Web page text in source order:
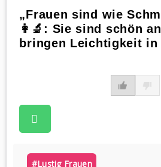
„Frauen sind wie
👩‍🔬: Sie sind schön
bringen Leichtigkeit in
#lustig Frauen